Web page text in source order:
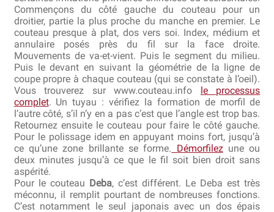
Tous les articles
Trouver mon couteau
Trouver mon magasin
Commençons du côté gauche du couteau pour un
droitier, partie la plus proche du manche en premier. Le
couteau presque à plat, dos vers soi. Index, médium et
annulaire posés près du fil sur la face droite.
Mouvements de va-et-vient. Puis le segment du milieu.
Puis le devant en suivant la géométrie de la ligne de
coupe propre à chaque couteau (qui se constate à l’oeil).
Vous trouverez sur www.couteau.info le processus
complet. Un tuyau : vérifiez la formation de morfil de
l’autre côté, s’il n’y en a pas c’est que l’angle est trop bas.
Retournez ensuite le couteau pour faire le côté gauche.
Pour le polissage idem en appuyant moins fort, jusqu’à
ce qu’une zone brillante se forme. Démorfilezune ou
deux minutes jusqu’à ce que le fil soit bien droit sans
aspérité.
Pour le couteau Deba, c’est différent. Le Deba est très
méconnu, il remplit pourtant de nombreuses fonctions.
C’est notamment le seul japonais avec un dos épais